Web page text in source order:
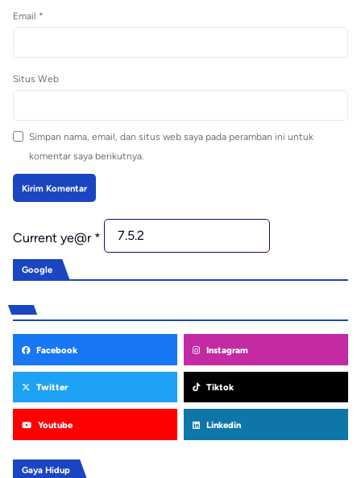
Email *
Situs Web
Simpan nama, email, dan situs web saya pada peramban ini untuk
komentar saya berikutnya.
Current ye@r *
Google
Facebook Instagram
Twitter Tiktok
Youtube Linkedin
Gaya Hidup